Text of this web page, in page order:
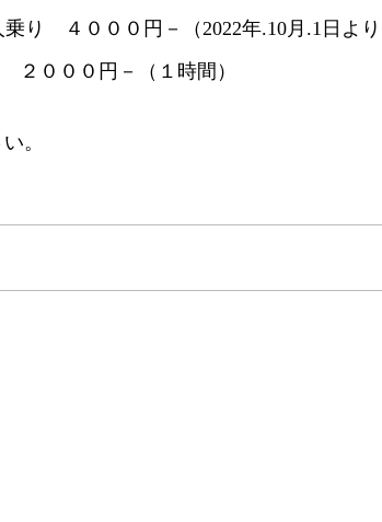
乗り ４０００円－（2022年.10月.1日よ
２０００円－（１時間）
。